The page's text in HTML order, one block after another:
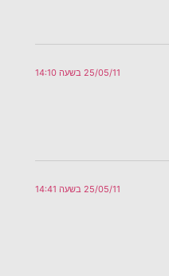
25/05/11 בשעה 14:10
25/05/11 בשעה 14:41